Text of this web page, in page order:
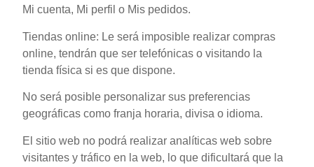
Mi cuenta, Mi perfil o Mis pedidos.
Tiendas online: Le será imposible realizar compras
online, tendrán que ser telefónicas o visitando la
tienda física si es que dispone.
No será posible personalizar sus preferencias
geográficas como franja horaria, divisa o idioma.
El sitio web no podrá realizar analíticas web sobre
visitantes y tráfico en la web, lo que dificultará que la